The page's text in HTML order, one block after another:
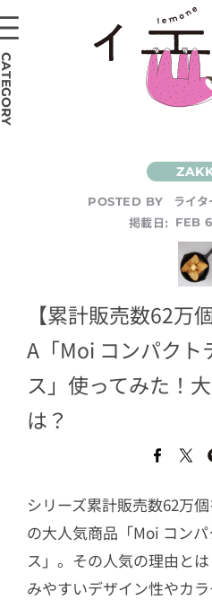
POSTED BY
ライ
掲載日:
FEB
【累計販売数62万
A「Moi コンパクト
ス」使ってみた！
は？
シリーズ累計販売数62万
の大人気商品「Moi コン
ス」。その人気の理由と
みやすいデザイン性やカラ